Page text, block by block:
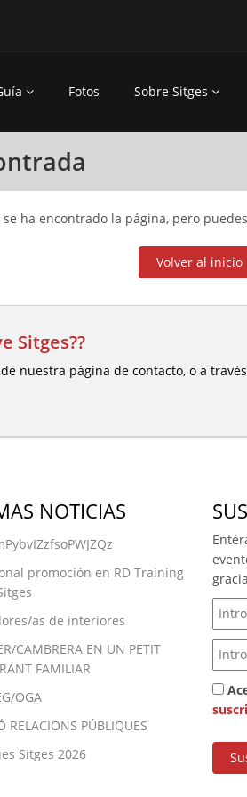
Fotos Sobre Sitges
se ha encontrado la página, pero
Volver al inicio
Sitges??
nuestra página de contacto, o a
NOTICIAS
promoción en RD Training
as de interiores
CAMBRERA EN UN PETIT
FAMILIAR
OGA
RELACIONS PÚBLIQUES
Sitges 2026